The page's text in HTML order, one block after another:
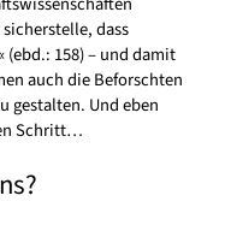
dass
(ebd.: 158) – und damit
auch die Beforschten
gestalten. Und eben
Schritt…